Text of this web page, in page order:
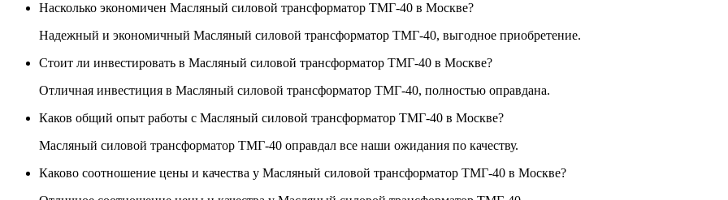
Насколько экономичен Масляный силовой трансформатор ТМГ-40 в Москве?
Надежный и экономичный Масляный силовой трансформатор ТМГ-40, выгодное приобретение.
Стоит ли инвестировать в Масляный силовой трансформатор ТМГ-40 в Москве?
Отличная инвестиция в Масляный силовой трансформатор ТМГ-40, полностью оправдана.
Каков общий опыт работы с Масляный силовой трансформатор ТМГ-40 в Москве?
Масляный силовой трансформатор ТМГ-40 оправдал все наши ожидания по качеству.
Каково соотношение цены и качества у Масляный силовой трансформатор ТМГ-40 в Москве?